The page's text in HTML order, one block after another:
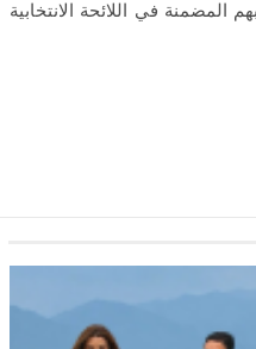
المضمنة في اللائحة الانتخابية